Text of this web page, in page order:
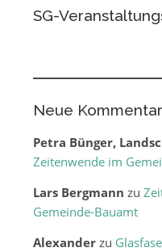
SG-
Neue
Petra Bünger,
Zeitenwende im
Lars Bergmann zu
Gemeinde-Bauamt
Alexanderzu